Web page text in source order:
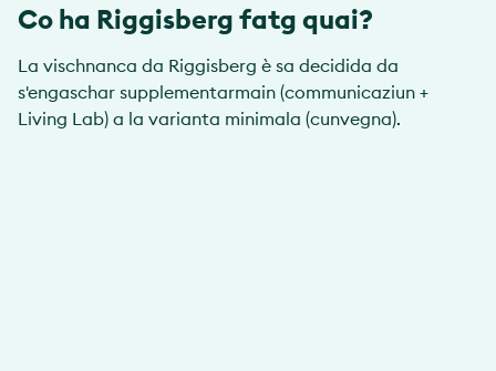
Co ha Riggisberg fatg quai?
La vischnanca da Riggisberg è sa decidida da
s'engaschar supplementarmain (communicaziun +
Living Lab) a la varianta minimala (cunvegna).